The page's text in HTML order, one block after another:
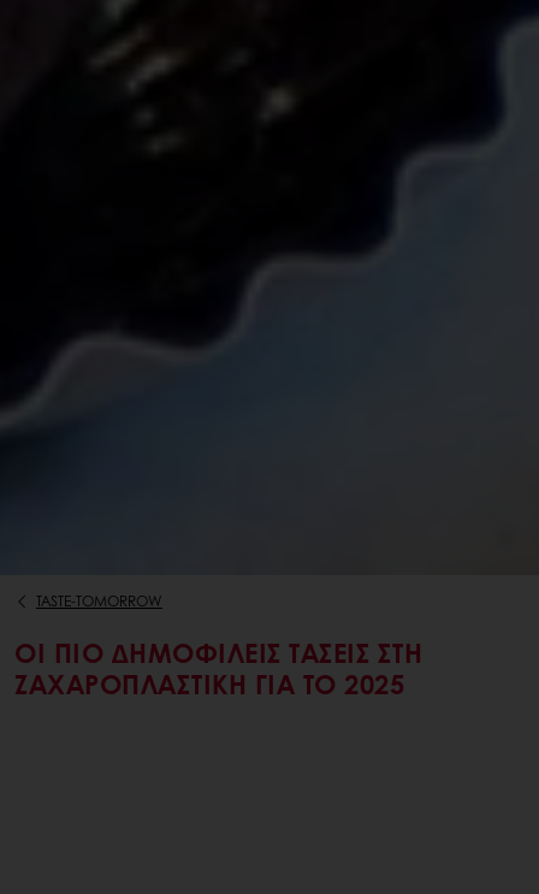
TASTE-TOMORROW
ΟΙ ΠΙΟ ΔΗΜΟΦΙΛΕΊΣ ΤΆΣΕΙΣ ΣΤΗ
ΖΑΧΑΡΟΠΛΑΣΤΙΚΉ ΓΙΑ ΤΟ 2025